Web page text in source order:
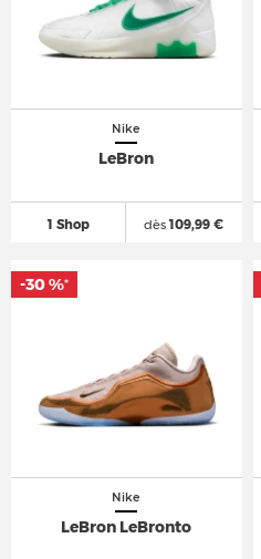
Nike
LeBron
1 Shop dès109,99 €
Nike
LeBron LeBronto
-30 %*